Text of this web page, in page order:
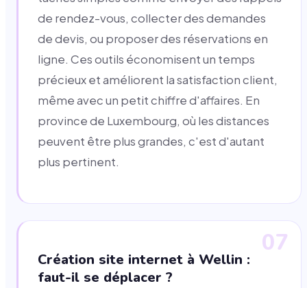
de rendez-vous, collecter des demandes
de devis, ou proposer des réservations en
ligne. Ces outils économisent un temps
précieux et améliorent la satisfaction client,
même avec un petit chiffre d'affaires. En
province de Luxembourg, où les distances
peuvent être plus grandes, c'est d'autant
plus pertinent.
07
Création site internet à Wellin :
faut-il se déplacer ?